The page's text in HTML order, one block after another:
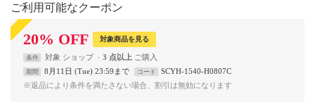
ご利用可能なクーポン
20% OFF 対象商品を見る
条件 対象 ショップ 3 点以上
期間 8月11日 (Tue) 23:59まで コード
SCYH-1540-H0807C
※返品により条件を満たさない場合、割引は無効になります